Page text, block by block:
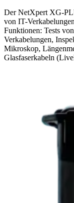
Der NetXpert XG-
von IT-
Funktionen: Tests
Verkabelungen,
Mikroskop,
Glasfaserkabeln